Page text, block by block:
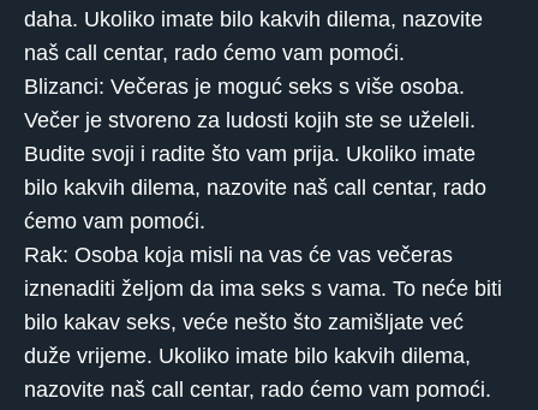
daha. Ukoliko imate bilo kakvih dilema, nazovite
naš call centar, rado ćemo vam pomoći.
Blizanci: Večeras je moguć seks s više osoba.
Večer je stvoreno za ludosti kojih ste se uželeli.
Budite svoji i radite što vam prija. Ukoliko imate
bilo kakvih dilema, nazovite naš call centar, rado
ćemo vam pomoći.
Rak: Osoba koja misli na vas će vas večeras
iznenaditi željom da ima seks s vama. To neće biti
bilo kakav seks, veće nešto što zamišljate već
duže vrijeme. Ukoliko imate bilo kakvih dilema,
nazovite naš call centar, rado ćemo vam pomoći.